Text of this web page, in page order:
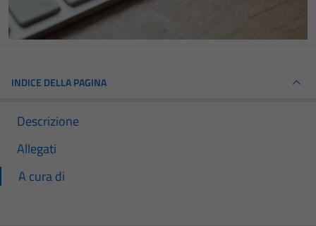
INDICE DELLA PAGINA
Descrizione
Allegati
A cura di